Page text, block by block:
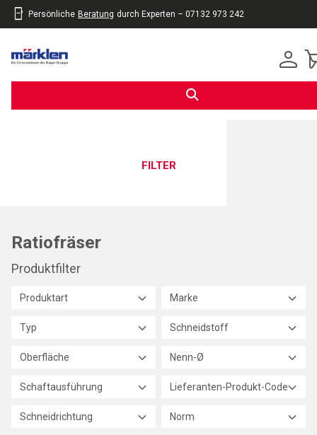
Persönliche Beratung durch Experten – 07132 973 242
FILTER
Ratiofräser
Produktfilter
Produktart Marke
Typ Schneidstoff
Oberfläche Nenn-Ø
Schaftausführung Lieferanten-Produkt-Code
Schneidrichtung Norm